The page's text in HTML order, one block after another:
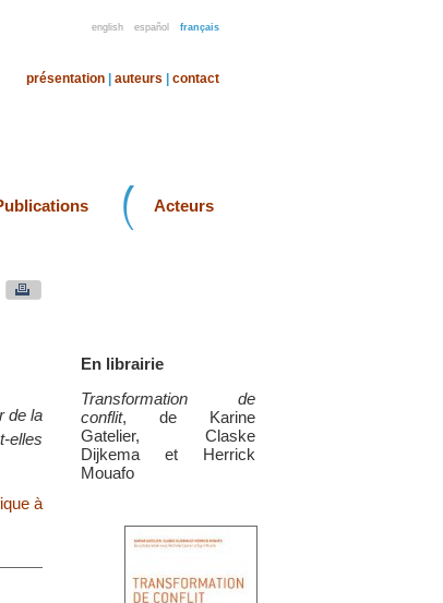
english español français
présentation auteurs contact
Acteurs
En librairie
Transformation de
conflit, de Karine
Gatelier, Claske
Dijkema et Herrick
Mouafo
de la
elles
à